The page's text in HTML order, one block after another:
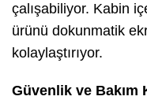
çalışabiliyor. Kabin
ürünü dokunmatik
kolaylaştırıyor.
Güvenlik ve Bakım